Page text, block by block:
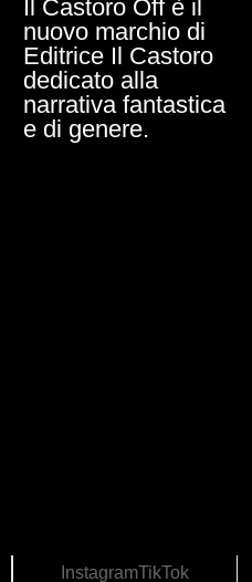
Il Castoro Off è il
nuovo marchio di
Editrice Il Castoro
dedicato alla
narrativa fantastica
e di genere.
InstagramTikTok